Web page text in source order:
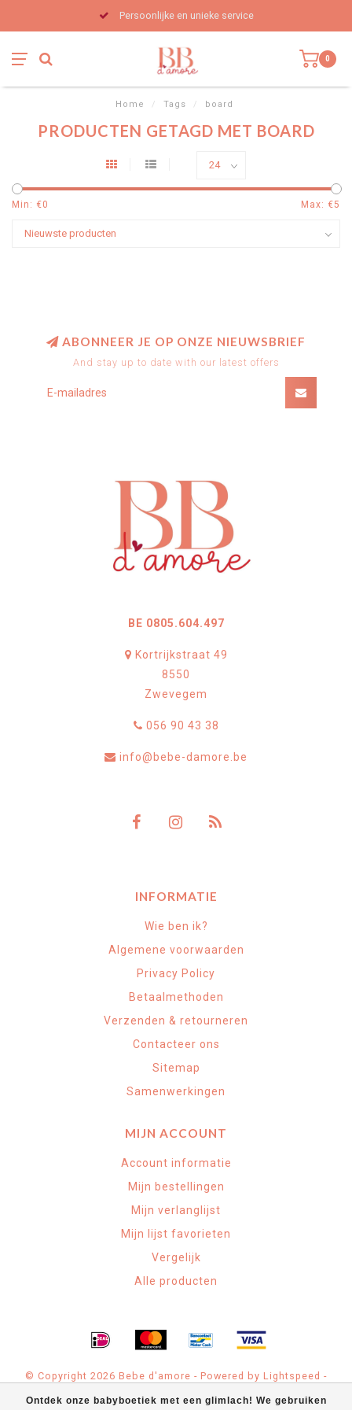
Persoonlijke en unieke service
0
Home / Tags / board
PRODUCTEN GETAGD MET BOARD
Min: €0 Max: €5
Ontdek onze babyboetiek met een glimlach! We gebruiken
ABONNEER JE OP ONZE NIEUWSBRIEF
And stay up to date with our latest offers
BE 0805.604.497
Kortrijkstraat 49
8550
Zwevegem
056 90 43 38
info@bebe-damore.be
INFORMATIE
Wie ben ik?
Algemene voorwaarden
Privacy Policy
Betaalmethoden
Verzenden & retourneren
Contacteer ons
Sitemap
Samenwerkingen
MIJN ACCOUNT
Account informatie
Mijn bestellingen
Mijn verlanglijst
Mijn lijst favorieten
Vergelijk
Alle producten
© Copyright 2026 Bebe d'amore - Powered by Lightspeed -